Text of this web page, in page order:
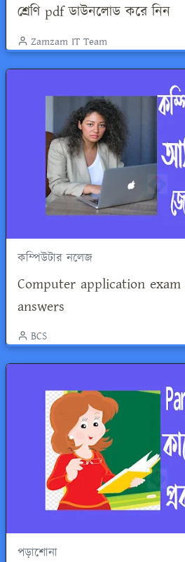
শ্রেণি pdf ডাউনলোড করে নিন
Zamzam IT Team
কম্পিউটার নলেজ
Computer application
answers
BCS
পড়াশোনা